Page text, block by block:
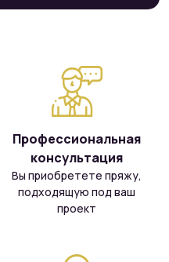
Профессиональная
консультация
Вы приобретете пряжу,
подходящую под ваш
проект